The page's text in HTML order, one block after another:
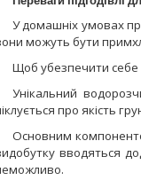
У домашніх умовах
можуть бути
Щоб убезпечити себе
Унікальний
про якість
Основним
вводяться